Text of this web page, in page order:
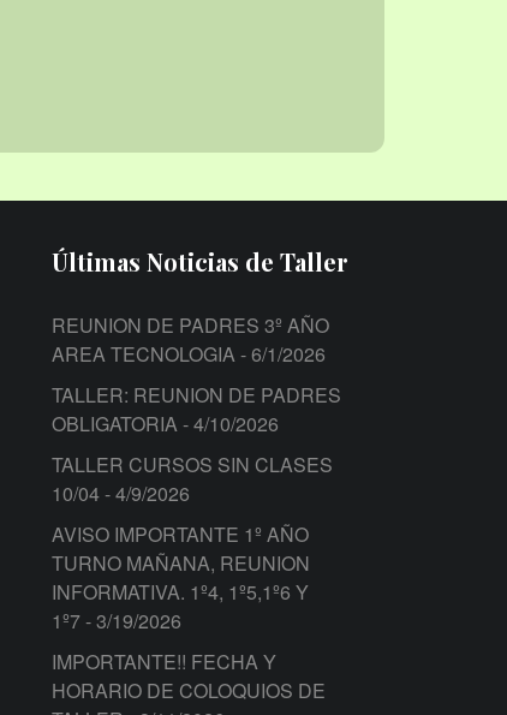
Últimas Noticias de Taller
REUNION DE PADRES 3º AÑO
AREA TECNOLOGIA- 6/1/2026
TALLER: REUNION DE PADRES
OBLIGATORIA- 4/10/2026
TALLER CURSOS SIN CLASES
10/04- 4/9/2026
AVISO IMPORTANTE 1º AÑO
TURNO MAÑANA, REUNION
INFORMATIVA. 1º4, 1º5,1º6 Y
1º7- 3/19/2026
IMPORTANTE!! FECHA Y
HORARIO DE COLOQUIOS DE